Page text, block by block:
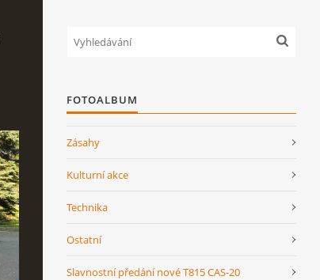
FOTOALBUM
Zásahy
Kulturní akce
Technika
Ostatní
Slavnostní předání nové T815 CAS-20